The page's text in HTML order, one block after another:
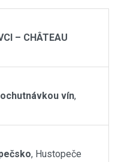
– CHÂTEAU
vín,
, Hustopeče